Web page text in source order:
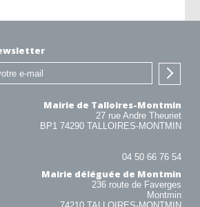
Mairie de Talloires-Montmin
27 rue Andre Theuriet
BP1 74290 TALLOIRES-MONTMIN
04 50 66 76 54
Mairie déléguée de Montmin
236 route de Faverges
Montmin